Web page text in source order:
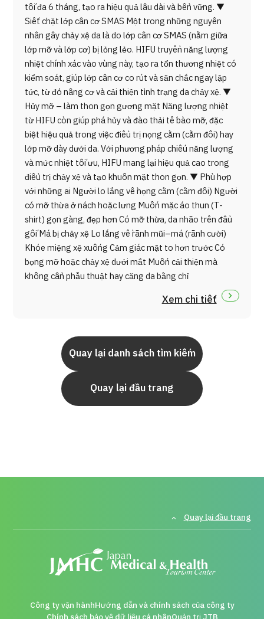
tối đa 6 tháng, tạo ra hiệu quả lâu dài và bền vững. ▼
Siết chặt lớp cân cơ SMAS Một trong những nguyên
nhân gây chảy xệ da là do lớp cân cơ SMAS (nằm giữa
lớp mỡ và lớp cơ) bị lỏng lẻo. HIFU truyền năng lượng
nhiệt chính xác vào vùng này, tạo ra tổn thương nhiệt có
kiểm soát, giúp lớp cân cơ co rút và săn chắc ngay lập
tức, từ đó nâng cơ và cải thiện tình trạng da chảy xệ. ▼
Hủy mỡ – làm thon gọn gương mặt Năng lượng nhiệt
từ HIFU còn giúp phá hủy và đào thải tế bào mỡ, đặc
biệt hiệu quả trong việc điều trị nọng cằm (cằm đôi) hay
lớp mỡ dày dưới da. Với phương pháp chiếu năng lượng
và mức nhiệt tối ưu, HIFU mang lại hiệu quả cao trong
điều trị chảy xệ và tạo khuôn mặt thon gọn. ▼ Phù hợp
với những ai Người lo lắng về nọng cằm (cằm đôi) Người
có mỡ thừa ở nách hoặc lưng Muốn mặc áo thun (T-
shirt) gọn gàng, đẹp hơn Có mỡ thừa, da nhão trên đầu
gối Má bị chảy xệ Lo lắng về rãnh mũi–má (rãnh cười)
Khóe miệng xệ xuống Cảm giác mặt to hơn trước Có
bọng mỡ hoặc chảy xệ dưới mắt Muốn cải thiện mà
không cần phẫu thuật hay căng da bằng chỉ
Xem chi tiết
Quay lại danh sách tìm kiếm
Quay lại đầu trang
Quay lại đầu trang
Công ty vận hànhHướng dẫn và chính sách của công ty